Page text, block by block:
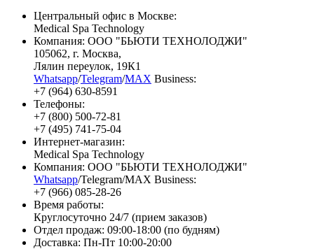
Центральный офис в Москве:
Medical Spa Technology
Компания: ООО "БЬЮТИ ТЕХНОЛОДЖИ"
105062, г. Москва,
Лялин переулок, 19К1
Whatsapp/Telegram/MAX Business:
+7 (964) 630-8591
Телефоны:
+7 (800) 500-72-81
+7 (495) 741-75-04
Интернет-магазин:
Medical Spa Technology
Компания: ООО "БЬЮТИ ТЕХНОЛОДЖИ"
Whatsapp/Telegram/MAX Business:
+7 (966) 085-28-26
Время работы:
Круглосуточно 24/7 (прием заказов)
Отдел продаж: 09:00-18:00 (по будням)
Доставка: Пн-Пт 10:00-20:00